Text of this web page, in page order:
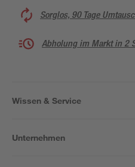
Sorglos, 90 Tage
Abholung im Markt in 2
Wissen & Service
Unternehmen